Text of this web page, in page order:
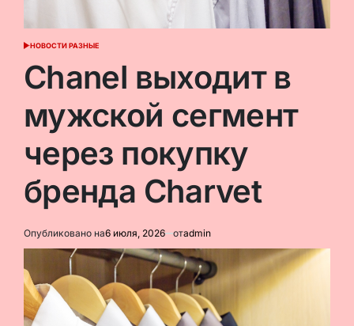
ОПУБЛИКОВАНО
НОВОСТИ РАЗНЫЕ
Chanel выходит в
мужской сегмент
через покупку
бренда Charvet
Опубликовано на6 июля, 2026 отadmin